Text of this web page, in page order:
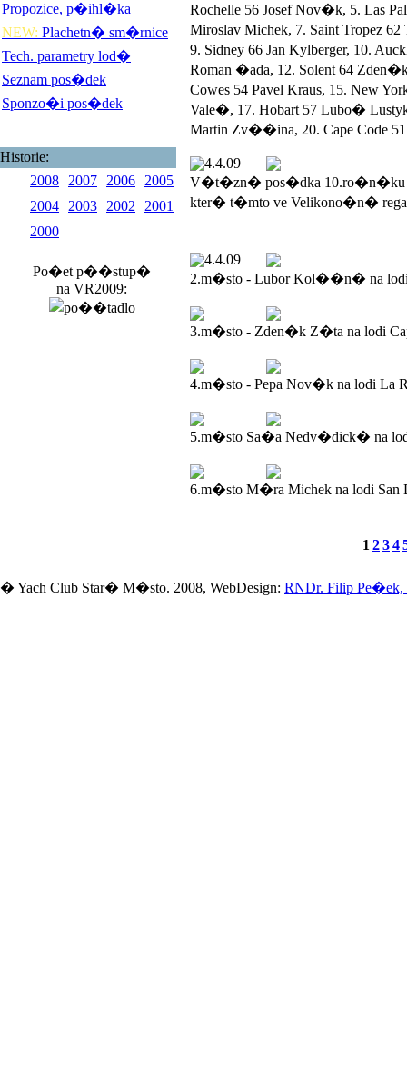
Propozice, p�ihl�ka
NEW: Plachetn� sm�rnice
Tech. parametry lod�
Seznam pos�dek
Sponzo�i pos�dek
Historie:
2008
2007 2006
2005
2004
2003 2002
2001
2000
Po�et p��stup�
na VR2009:
Rochelle 56 Josef Nov�k, 5. Las
Miroslav Michek, 7. Saint Tropez
9. Sidney 66 Jan Kylberger, 10.
Roman �ada, 12. Solent 64
Cowes 54 Pavel Kraus, 15. New
Vale�, 17. Hobart 57 Lubo�
Martin Zv��ina, 20. Cape Code 51
4.4.09
V�t�zn� pos�dka 10.ro�n�ku
kter� t�mto ve Velikono�n�
4.4.09
2.m�sto - Lubor Kol��n� na
3.m�sto - Zden�k Z�ta na lodi
4.m�sto - Pepa Nov�k na lodi La
5.m�sto Sa�a Nedv�dick� na
6.m�sto M�ra Michek na lodi San
1 234
� Yach Club Star� M�sto. 2008, WebDesign: RNDr. Filip Pe�ek,